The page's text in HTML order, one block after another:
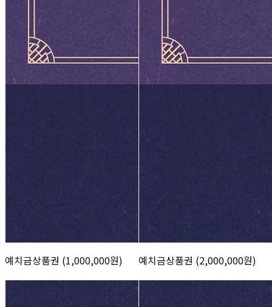
예치금상품권 (1,000,000원) 예치금상품권 (2,000,000원)